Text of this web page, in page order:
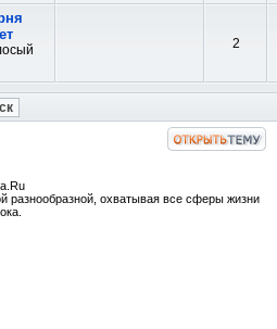
2
разнообразной, охватывая все сферы жизни